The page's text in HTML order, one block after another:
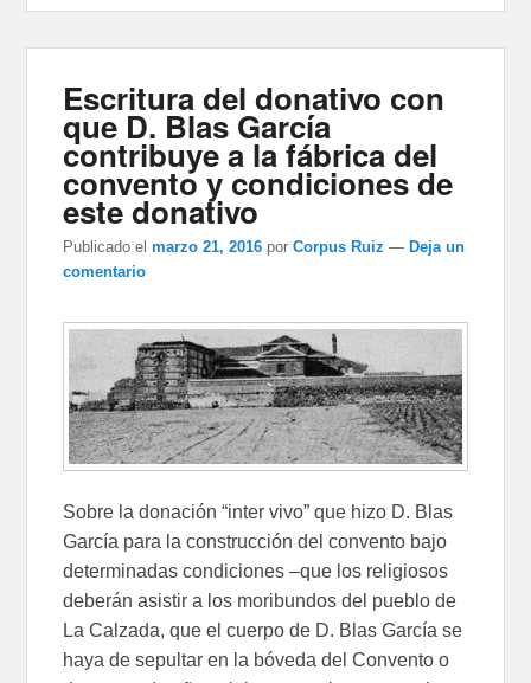
Escritura del donativo con
que D. Blas García
contribuye a la fábrica del
convento y condiciones de
este donativo
Publicado el marzo 21, 2016 porCorpus Ruiz — Deja un
comentario
Sobre la donación “inter vivo” que hizo D. Blas
García para la construcción del convento bajo
determinadas condiciones –que los religiosos
deberán asistir a los moribundos del pueblo de
La Calzada, que el cuerpo de D. Blas García se
haya de sepultar en la bóveda del Convento o